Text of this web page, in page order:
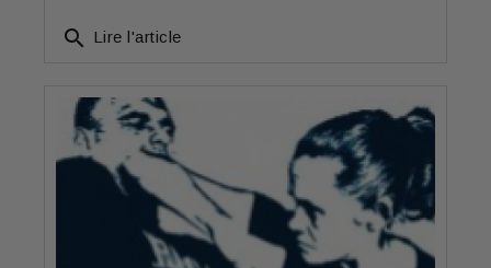
search Lire l'article